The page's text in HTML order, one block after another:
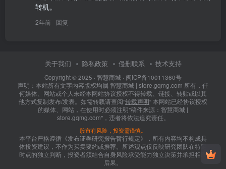
转机。
2年前 回复
关于我们 隐私政策 侵删联系 技术支持
Copyright © 2025 · 智慧商城 · 闽ICP备10011360号
声明：本站所有文字内容版权均属 智慧商城 | store.gqmg.com 所有，任
何媒体、网站或个人未经本网站协议授权不得转载、链接、转贴或以其
他方式复制发布/发表。如需转载请查阅”转载声明“ 本网站已经协议授权
的媒体、网站，在使用时必须注明"稿件来源：智慧商城 |
store.gqmg.com"，违者将依法追究责任。
股市有风险，投资需谨慎。
本平台严格遵循《发布证券研究报告暂行规定》，所有内容均不构成具
体投资建议，不作为买卖要约或推荐。所述观点仅反映研究团队在特定
时点的独立判断，投资者须结合自身风险承受能力独立决策并承担相应
后果。